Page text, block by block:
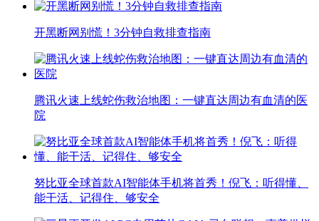
开黑断网别慌！3分钟自救排查指南
腾讯火速上线蛇伤救治地图：一键直达周边有血清的医
院
努比亚全球首款AI智能体手机将首秀！倪飞：听得懂、
能干活、记得住、够安全